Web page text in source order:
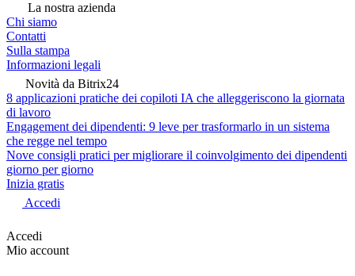
La nostra azienda
Chi siamo
Contatti
Sulla stampa
Informazioni legali
Novità da Bitrix24
8 applicazioni pratiche dei copiloti IA che alleggeriscono la giornata
di lavoro
Engagement dei dipendenti: 9 leve per trasformarlo in un sistema
che regge nel tempo
Nove consigli pratici per migliorare il coinvolgimento dei dipendenti
giorno per giorno
Inizia gratis
Accedi
Accedi
Mio account